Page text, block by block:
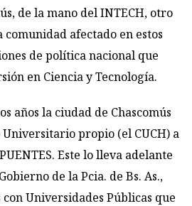
de la mano del INTECH, otro
afectado en estos
de política nacional que
en Ciencia y Tecnología.
años la ciudad de Chascomús
propio (el CUCH) a
Este lo lleva adelante
de la Pcia. de Bs. As.,
Universidades Públicas que